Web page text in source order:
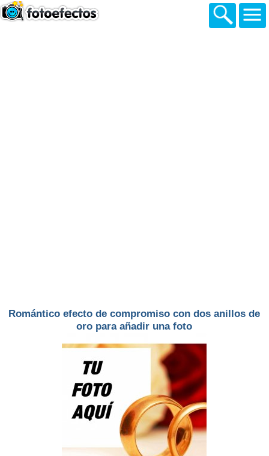
Romántico efecto de compromiso con dos anillos de
oro para añadir una foto